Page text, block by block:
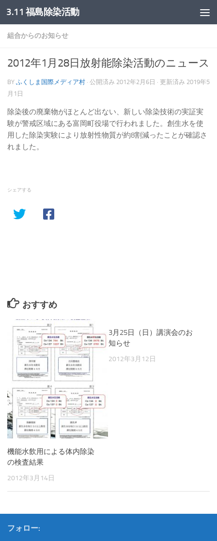
コンテンツへスキップ
3.11 福島除染活動
組合からのお知らせ
2012年1月28日放射能除染活動のニュース
BY ふくしま国際メディア村 · 公開済み 2012年2月6日 · 更新済み 2019年5
月1日
除染後の廃棄物がほとんど出ない、新しい除染技術の実証実
験が警戒区域にある富岡町役場で行われました。創生水を使
用した除染実験により放射性物質が約8割減ったことが確認さ
れました。
シェアする
おすすめ
機能水飲用による体内除染
の検査結果
2012年3月14日
3月25日（日）講演会のお
知らせ
2012年3月12日
フォロー: